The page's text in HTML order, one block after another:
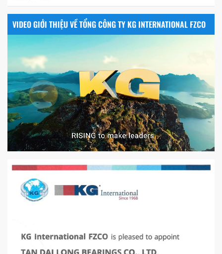
VIDEO GIỚI THIỆU VỀ TỔNG CÔNG TY KG INTERNATIONAL FZCO